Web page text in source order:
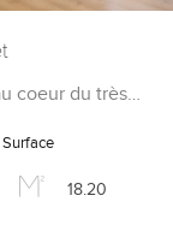
coeur du très…
Surface
18.20